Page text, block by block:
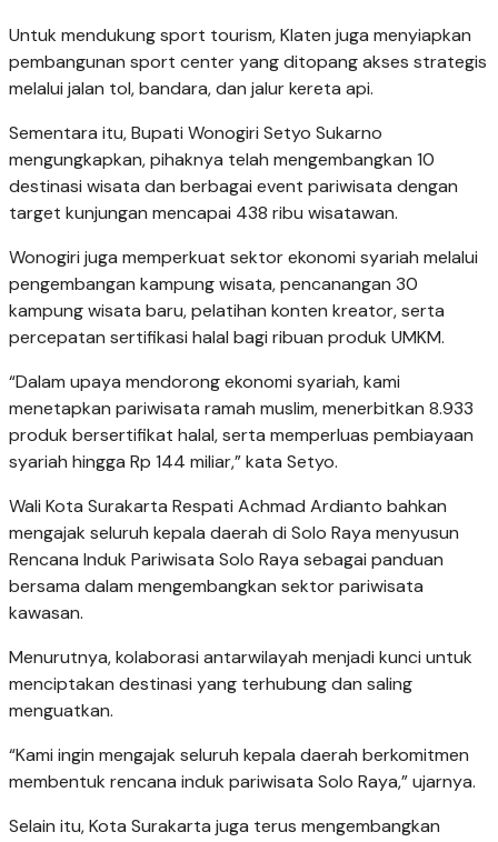
Untuk mendukung sport tourism, Klaten juga menyiapkan
pembangunan sport center yang ditopang akses strategis
melalui jalan tol, bandara, dan jalur kereta api.
Sementara itu, Bupati Wonogiri Setyo Sukarno
mengungkapkan, pihaknya telah mengembangkan 10
destinasi wisata dan berbagai event pariwisata dengan
target kunjungan mencapai 438 ribu wisatawan.
Wonogiri juga memperkuat sektor ekonomi syariah melalui
pengembangan kampung wisata, pencanangan 30
kampung wisata baru, pelatihan konten kreator, serta
percepatan sertifikasi halal bagi ribuan produk UMKM.
“Dalam upaya mendorong ekonomi syariah, kami
menetapkan pariwisata ramah muslim, menerbitkan 8.933
produk bersertifikat halal, serta memperluas pembiayaan
syariah hingga Rp 144 miliar,” kata Setyo.
Wali Kota Surakarta Respati Achmad Ardianto bahkan
mengajak seluruh kepala daerah di Solo Raya menyusun
Rencana Induk Pariwisata Solo Raya sebagai panduan
bersama dalam mengembangkan sektor pariwisata
kawasan.
Menurutnya, kolaborasi antarwilayah menjadi kunci untuk
menciptakan destinasi yang terhubung dan saling
menguatkan.
“Kami ingin mengajak seluruh kepala daerah berkomitmen
membentuk rencana induk pariwisata Solo Raya,” ujarnya.
Selain itu, Kota Surakarta juga terus mengembangkan